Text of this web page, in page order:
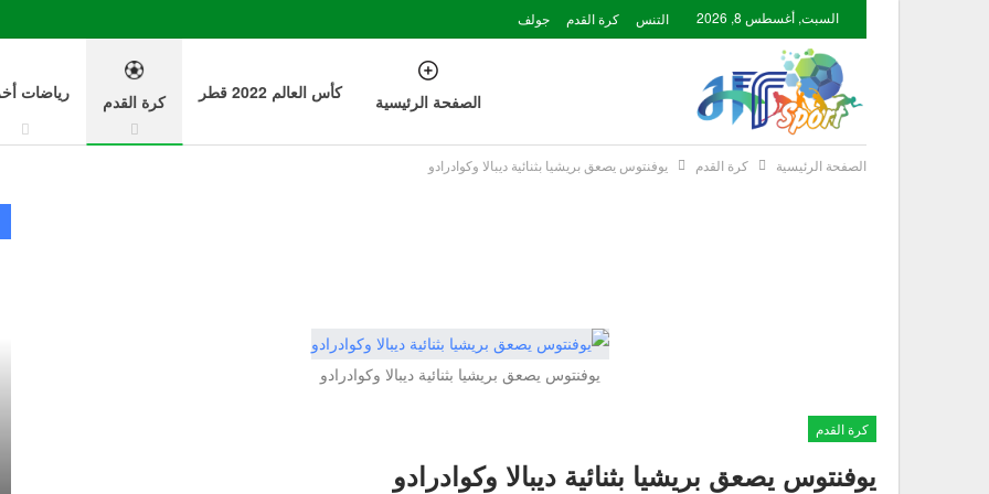
السبت, أغسطس 8, 2026 التنس كرة القدم جولف
الصفحة الرئيسية كأس العالم 2022 قطر كرة القدم رياضات
الصفحة الرئيسية كرة القدم يوفنتوس يصعق بريشيا بثنائية ديبالا وكوادرادو
يوفنتوس يصعق بريشيا بثنائية ديبالا وكوادرادو
كرة القدم
يوفنتوس يصعق بريشيا بثنائية ديبالا وكوادرادو